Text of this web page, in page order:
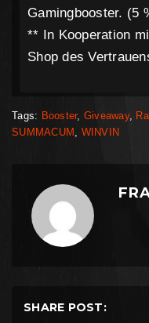
Gamingbooster. (5
** In Kooperation
Shop des
Tags: Booster, Giveaway,
SUMMACUM , WINVIN
SHARE POST: